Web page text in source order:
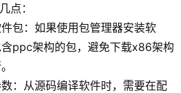
点：
包：如果使用包管理器安装软
ppc架构的包，避免下载x86架构
：从源码编译软件时，需要在配